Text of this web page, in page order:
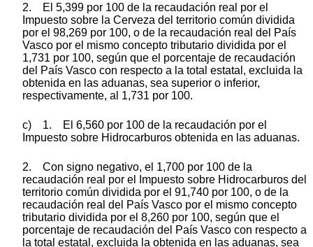
2. El 5,399 por 100 de la recaudación real por el
Impuesto sobre la Cerveza del territorio común dividida
por el 98,269 por 100, o de la recaudación real del País
Vasco por el mismo concepto tributario dividida por el
1,731 por 100, según que el porcentaje de recaudación
del País Vasco con respecto a la total estatal, excluida la
obtenida en las aduanas, sea superior o inferior,
respectivamente, al 1,731 por 100.
c) 1. El 6,560 por 100 de la recaudación por el
Impuesto sobre Hidrocarburos obtenida en las aduanas.
2. Con signo negativo, el 1,700 por 100 de la
recaudación real por el Impuesto sobre Hidrocarburos del
territorio común dividida por el 91,740 por 100, o de la
recaudación real del País Vasco por el mismo concepto
tributario dividida por el 8,260 por 100, según que el
porcentaje de recaudación del País Vasco con respecto a
la total estatal, excluida la obtenida en las aduanas, sea